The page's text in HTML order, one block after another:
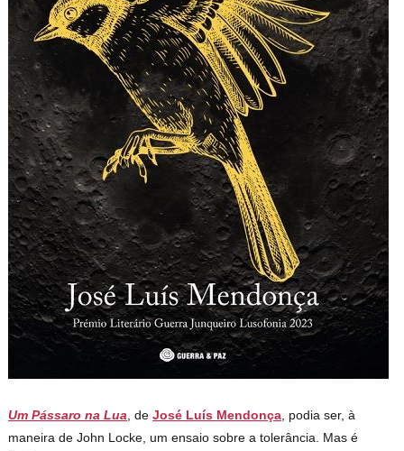
Um Pássaro na Lua, deJosé Luís Mendonça, podia ser, à
maneira de John Locke, um ensaio sobre a tolerância. Mas é